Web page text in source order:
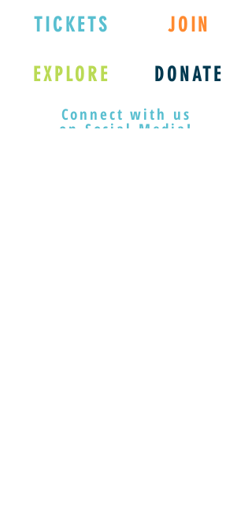
TICKETS
EXPLORE
JOIN
DONATE
Connect with us
on Social Media!